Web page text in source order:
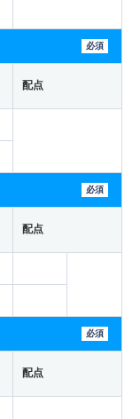
必須
配点
必須
配点
必須
配点